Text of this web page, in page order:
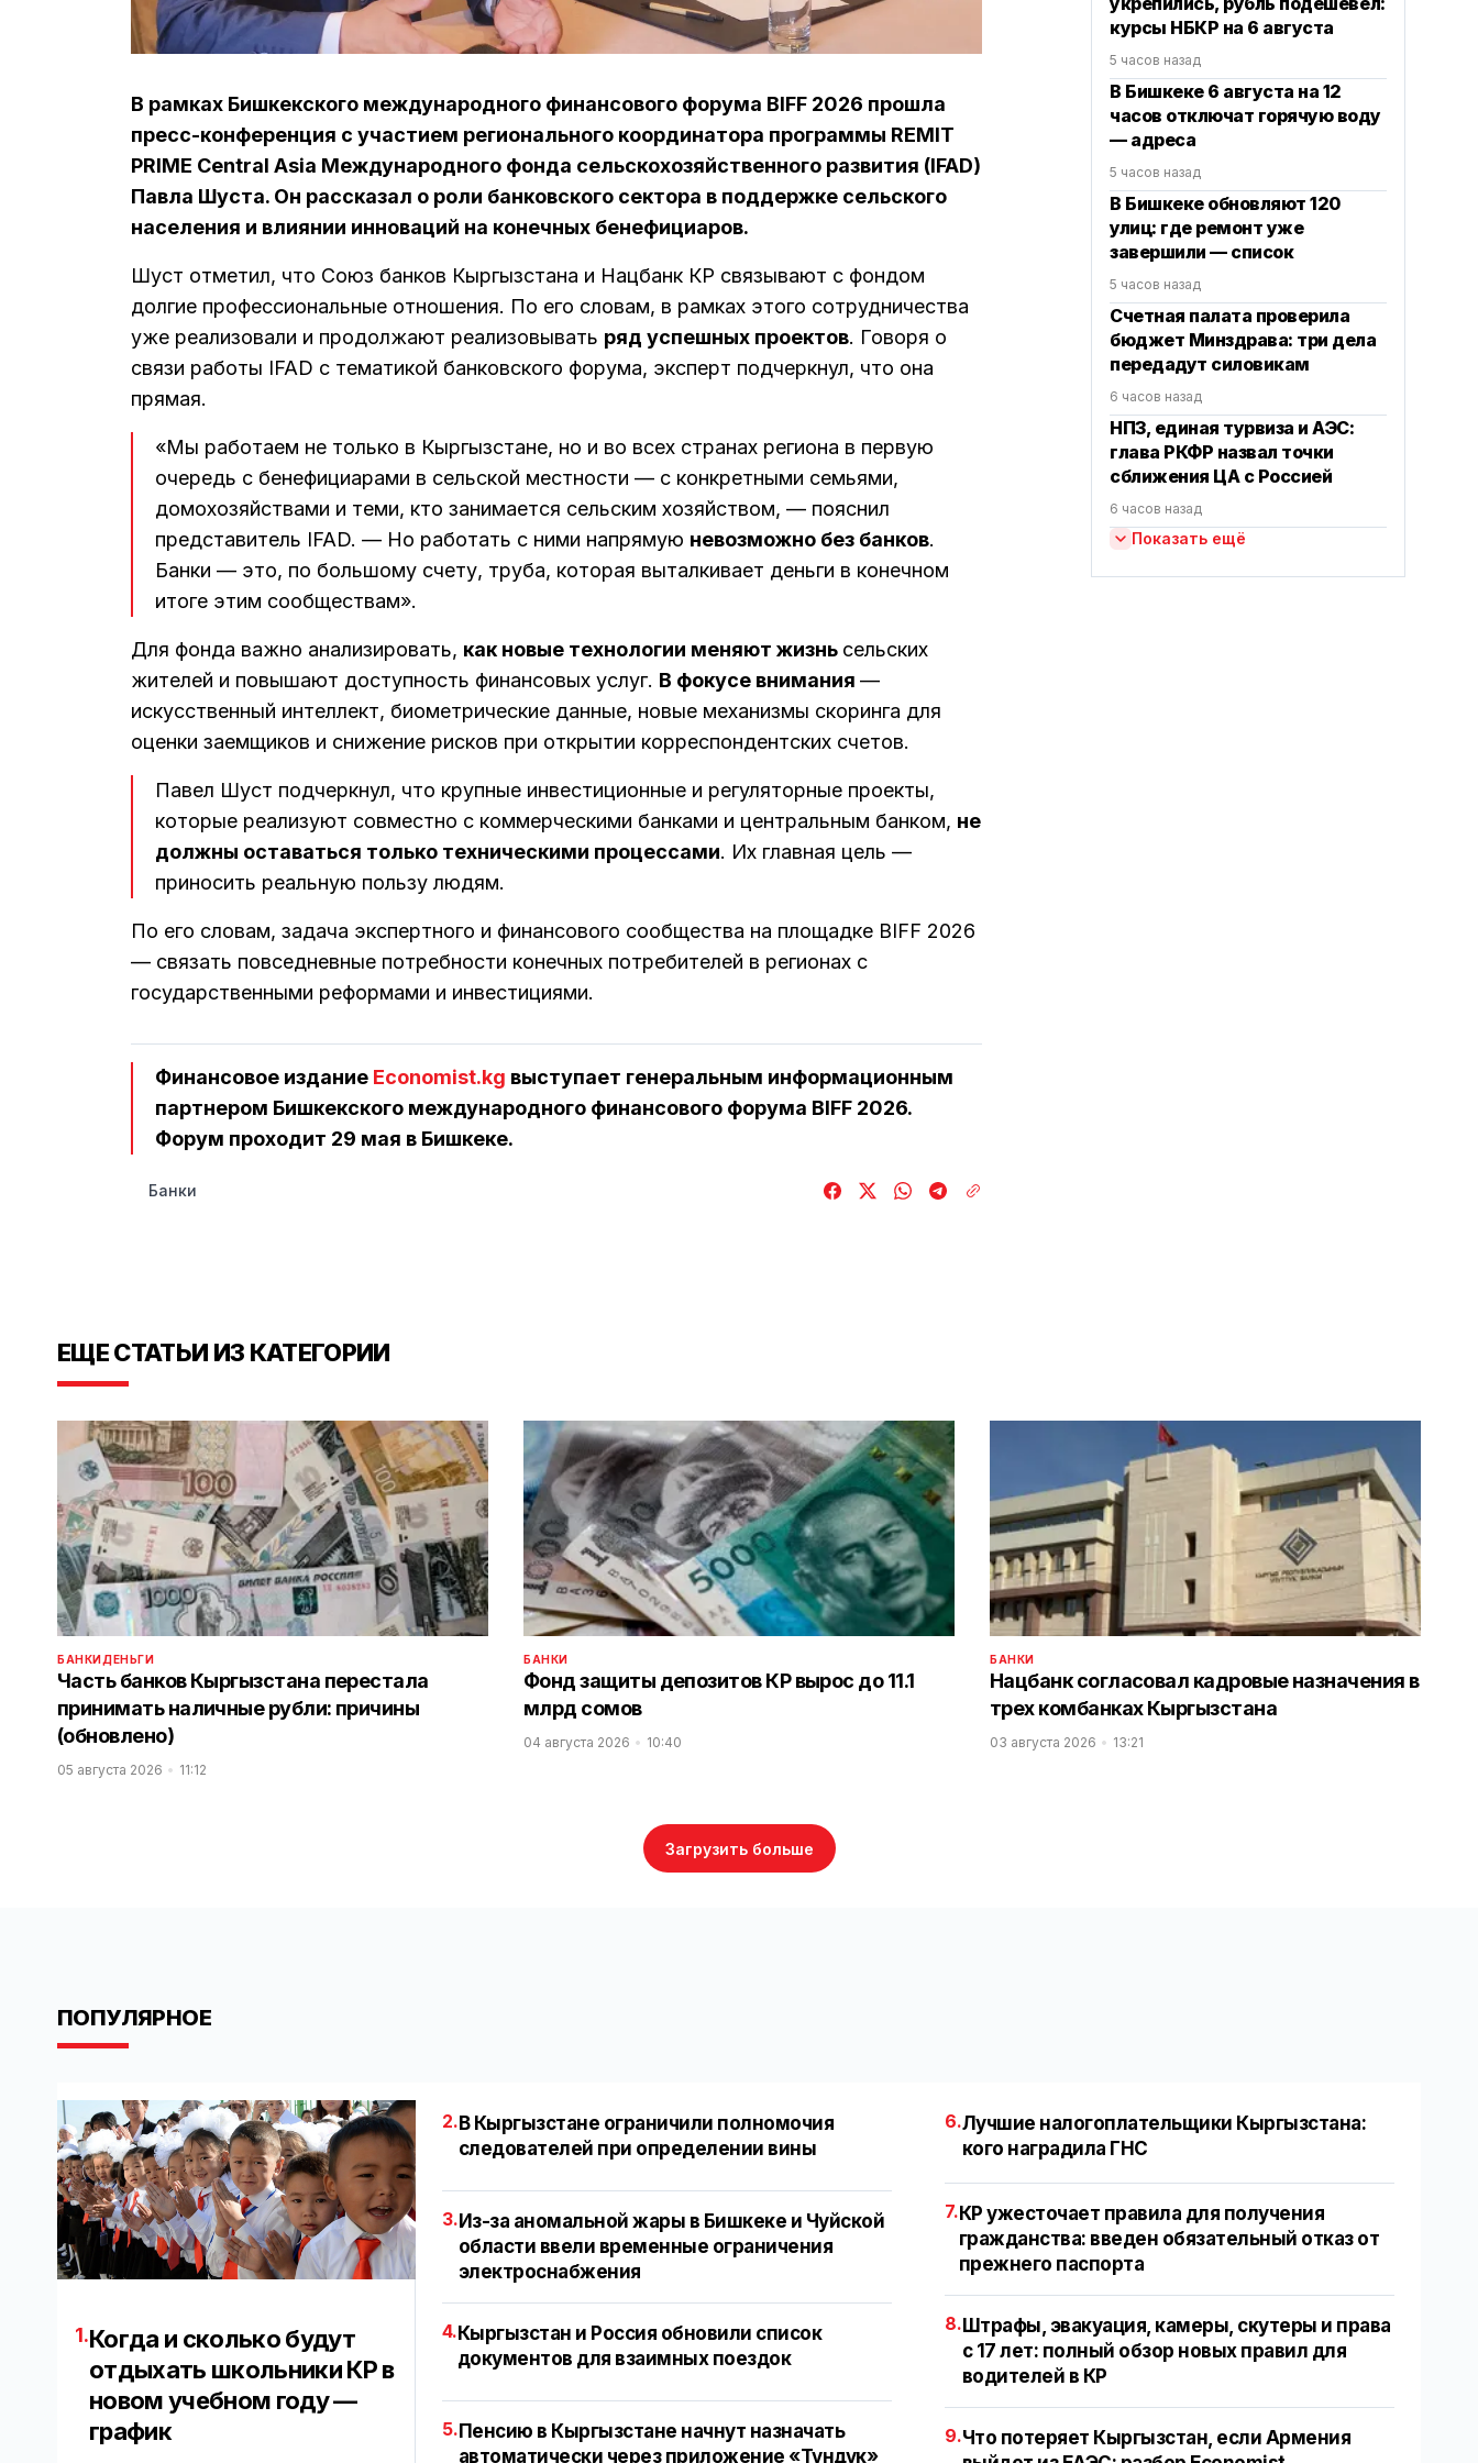
В рамках Бишкекского международного финансового форума BIFF 2026 прошла
пресс-конференция с участием регионального координатора программы REMIT
PRIME Central Asia Международного фонда сельскохозяйственного развития (IFAD)
Павла Шуста. Он рассказал о роли банковского сектора в поддержке сельского
населения и влиянии инноваций на конечных бенефициаров.
Шуст отметил, что Союз банков Кыргызстана и Нацбанк КР связывают с фондом
долгие профессиональные отношения. По его словам, в рамках этого сотрудничества
уже реализовали и продолжают реализовывать ряд успешных проектов. Говоря о
связи работы IFAD с тематикой банковского форума, эксперт подчеркнул, что она
прямая.
«Мы работаем не только в Кыргызстане, но и во всех странах региона в первую
очередь с бенефициарами в сельской местности — с конкретными семьями,
домохозяйствами и теми, кто занимается сельским хозяйством, — пояснил
представитель IFAD. — Но работать с ними напрямую невозможно без банков.
Банки — это, по большому счету, труба, которая выталкивает деньги в конечном
итоге этим сообществам».
Для фонда важно анализировать, как новые технологии меняют жизнь сельских
жителей и повышают доступность финансовых услуг. В фокусе внимания —
искусственный интеллект, биометрические данные, новые механизмы скоринга для
оценки заемщиков и снижение рисков при открытии корреспондентских счетов.
Павел Шуст подчеркнул, что крупные инвестиционные и регуляторные проекты,
которые реализуют совместно с коммерческими банками и центральным банком, не
должны оставаться только техническими процессами. Их главная цель —
приносить реальную пользу людям.
По его словам, задача экспертного и финансового сообщества на площадке BIFF 2026
— связать повседневные потребности конечных потребителей в регионах с
государственными реформами и инвестициями.
Финансовое издание Economist.kg выступает генеральным информационным
партнером Бишкекского международного финансового форума BIFF 2026.
Форум проходит 29 мая в Бишкеке.
Банки
курсы НБКР на 6 августа
5 часов назад
В Бишкеке 6 августа на 12
часов отключат горячую воду
— адреса
5 часов назад
В Бишкеке обновляют 120
улиц: где ремонт уже
завершили — список
5 часов назад
Счетная палата проверила
бюджет Минздрава: три дела
передадут силовикам
6 часов назад
НПЗ, единая турвиза и АЭС:
глава РКФР назвал точки
сближения ЦА с Россией
6 часов назад
Показать ещё
ЕЩЕ СТАТЬИ ИЗ КАТЕГОРИИ
БАНКИДЕНЬГИ
Часть банков Кыргызстана перестала
принимать наличные рубли: причины
(обновлено)
05 августа 2026 11:12
БАНКИ
Фонд защиты депозитов КР вырос до 11.1
млрд сомов
04 августа 2026 10:40
БАНКИ
Нацбанк согласовал кадровые назначения в
трех комбанках Кыргызстана
03 августа 2026 13:21
Загрузить больше
ПОПУЛЯРНОЕ
1.Когда и сколько будут
отдыхать школьники КР в
новом учебном году —
график
2. В Кыргызстане ограничили полномочия
следователей при определении вины
3.Из-за аномальной жары в Бишкеке и Чуйской
области ввели временные ограничения
электроснабжения
4.Кыргызстан и Россия обновили список
документов для взаимных поездок
5.Пенсию в Кыргызстане начнут назначать
автоматически через приложение «Тундук»
6.Лучшие налогоплательщики Кыргызстана:
кого наградила ГНС
7. КР ужесточает правила для получения
гражданства: введен обязательный отказ от
прежнего паспорта
8. Штрафы, эвакуация, камеры, скутеры и права
с 17 лет: полный обзор новых правил для
водителей в КР
9.Что потеряет Кыргызстан, если Армения